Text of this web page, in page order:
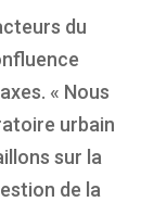
du
« Nous
urbain
sur la
de la